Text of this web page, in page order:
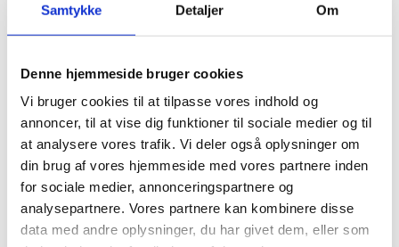
Samtykke Detaljer Om
Denne hjemmeside bruger cookies
Vi bruger cookies til at tilpasse vores indhold og
annoncer, til at vise dig funktioner til sociale medier og til
at analysere vores trafik. Vi deler også oplysninger om
din brug af vores hjemmeside med vores partnere inden
for sociale medier, annonceringspartnere og
analysepartnere. Vores partnere kan kombinere disse
data med andre oplysninger, du har givet dem, eller som
får besøg af Epinion, som gennemfører øvelser og interviews
som en del af afprøvningen.
Alle andre skoler har også mulighed for at arbejde med
Fagfornyelsen, inden fagplanerne træder i kraft.
Alle landets skoler og kommuner kan finde støtte i arbejdet
med de nye fagplaner, når professionshøjskolerne fra
efteråret 2026 til 2028 udbyder webinarer og workshops og
udarbejder en række videns- og inspirationsmaterialer.
Nærmere information herom følger på fagplaner.dk